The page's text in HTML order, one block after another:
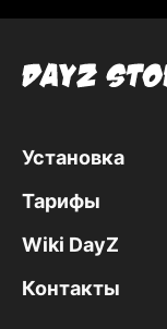
Установка
Тарифы
Wiki DayZ
Контакты